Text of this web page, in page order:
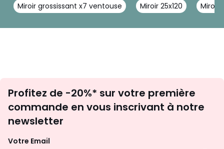
Miroir grossissant x7 ventouse Miroir 25x120 Miroir
newsletter
Profitez de -20%* sur votre première
commande en vous inscrivant à notre
newsletter
Votre Email